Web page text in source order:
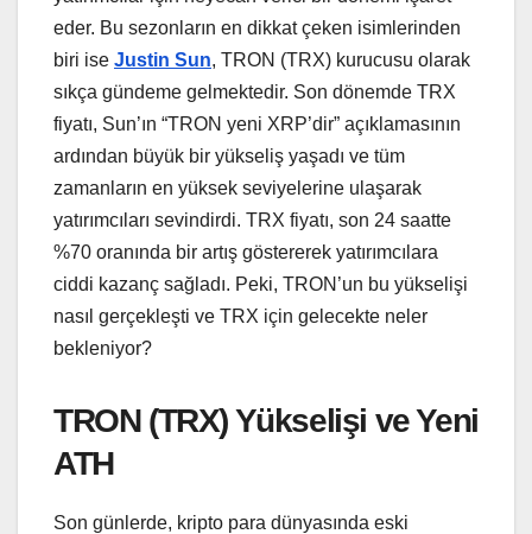
eder. Bu sezonların en dikkat çeken isimlerinden
biri ise Justin Sun, TRON (TRX) kurucusu olarak
sıkça gündeme gelmektedir. Son dönemde TRX
fiyatı, Sun’ın “TRON yeni XRP’dir” açıklamasının
ardından büyük bir yükseliş yaşadı ve tüm
zamanların en yüksek seviyelerine ulaşarak
yatırımcıları sevindirdi. TRX fiyatı, son 24 saatte
%70 oranında bir artış göstererek yatırımcılara
ciddi kazanç sağladı. Peki, TRON’un bu yükselişi
nasıl gerçekleşti ve TRX için gelecekte neler
bekleniyor?
TRON (TRX) Yükselişi ve Yeni
ATH
Son günlerde, kripto para dünyasında eski